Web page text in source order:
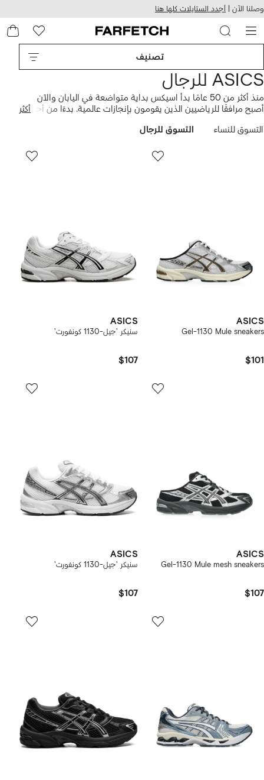
التخطي
للمحتوى
الرئيسي
وصلنا الآن | أجدد الستايلات كلها هنا
تصنيف
ASICS للرجال
منذ أكثر من 50 عامًا بدأ اسيكس بداية متواضعة في اليابان والآن
أصبح مرافقًا للرياضيين الذين يقومون بإنجازات عالمية. بدءًا من أحذية
راحة قدميك حتى بعد سباقات الماراثون العالمية، لاتزال ابتكاراته هي
أكثر
التسوق للنساء
التسوق للرجال
ASICS
Gel-1130 Mule sneakers
$101
ASICS
سنيكر 'جيل-1130 كونفورت'
$107
ASICS
Gel-1130 Mule mesh sneakers
$107
ASICS
سنيكر 'جيل-1130 كونفورت'
$107